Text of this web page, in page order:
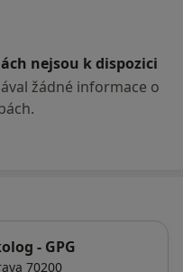
nejsou k dispozici
žádné informace o
- GPG
70200